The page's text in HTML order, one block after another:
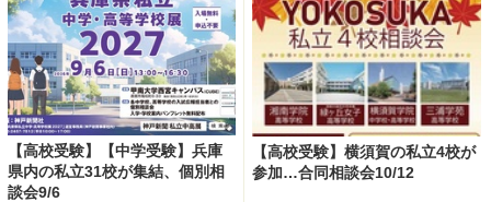
【高校受験】【中学受験】兵庫
県内の私立31校が集結、個別相
談会9/6
【高校受験】横須賀の私立4校が
参加…合同相談会10/12